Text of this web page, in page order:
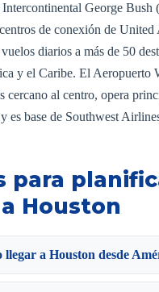
George
de conexión de
diarios a más de 50
y el Caribe. El Aeropuerto
cercano al centro, opera
es base de Southwest
para
Houston
llegar a Houston desde